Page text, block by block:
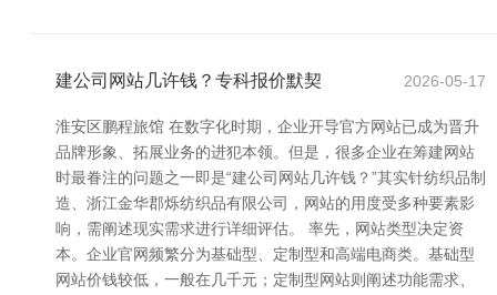
建公司网站几许钱？专科报价默契 2026-05-17
淮安区鹏程旅馆 在数字化时期，企业开导官方网站已成为晋升
品牌形象、拓展业务的进犯本领。但是，很多企业在筹建网站
时最眷注的问题之一即是“建公司网站几许钱？”其实针纺织品制
造、浙江金华郡烁纺织品有限公司，网站的用度受多种要素影
响，需阐述现实需求进行详细评估。 率先，网站类型决定资
本。企业官网频繁分为基础型、定制型和高端电商类。基础型
网站价钱较低，一般在几千元；定制型网站则阐述功能需求、